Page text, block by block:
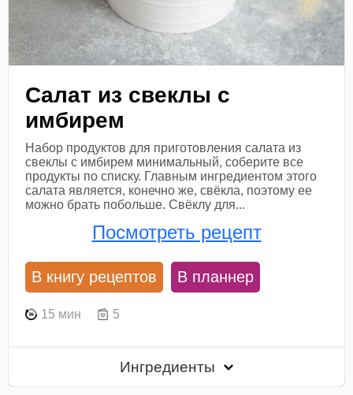
Салат из свеклы с
имбирем
Набор продуктов для приготовления салата из
свеклы с имбирем минимальный, соберите все
продукты по списку. Главным ингредиентом этого
салата является, конечно же, свёкла, поэтому ее
можно брать побольше. Свёклу для...
Посмотреть рецепт
В книгу рецептов В планнер
15 мин 5
Ингредиенты